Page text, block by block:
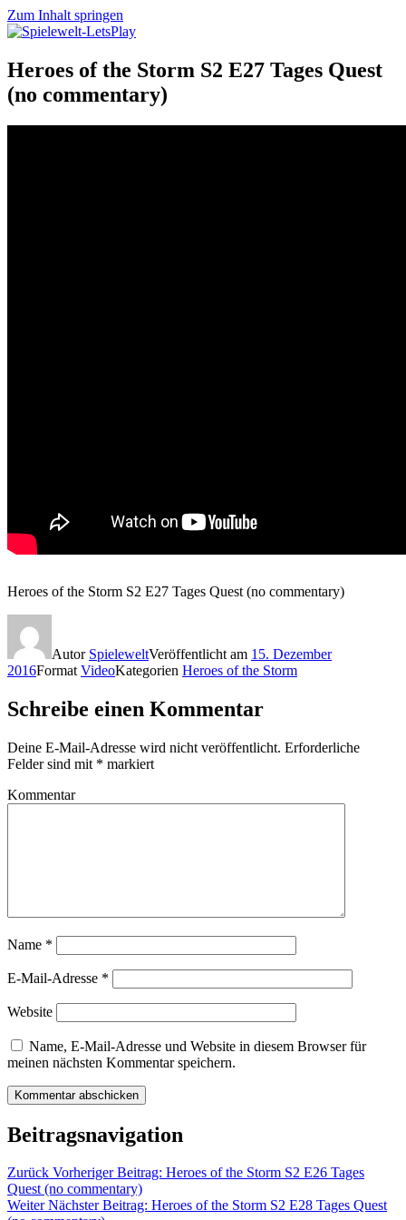
Zum Inhalt springen
Heroes of the Storm S2 E27 Tages Quest
(no commentary)
Heroes of the Storm S2 E27 Tages Quest (no commentary)
Autor SpieleweltVeröffentlicht am 15. Dezember
2016Format VideoKategorien Heroes of the Storm
Schreibe einen Kommentar
Deine E-Mail-Adresse wird nicht veröffentlicht. Erforderliche
Felder sind mit * markiert
Kommentar
Name *
E-Mail-Adresse *
Website
Name, E-Mail-Adresse und Website in diesem Browser für
meinen nächsten Kommentar speichern.
Beitragsnavigation
Zurück Vorheriger Beitrag: Heroes of the Storm S2 E26 Tages
Quest (no commentary)
Weiter Nächster Beitrag: Heroes of the Storm S2 E28 Tages Quest